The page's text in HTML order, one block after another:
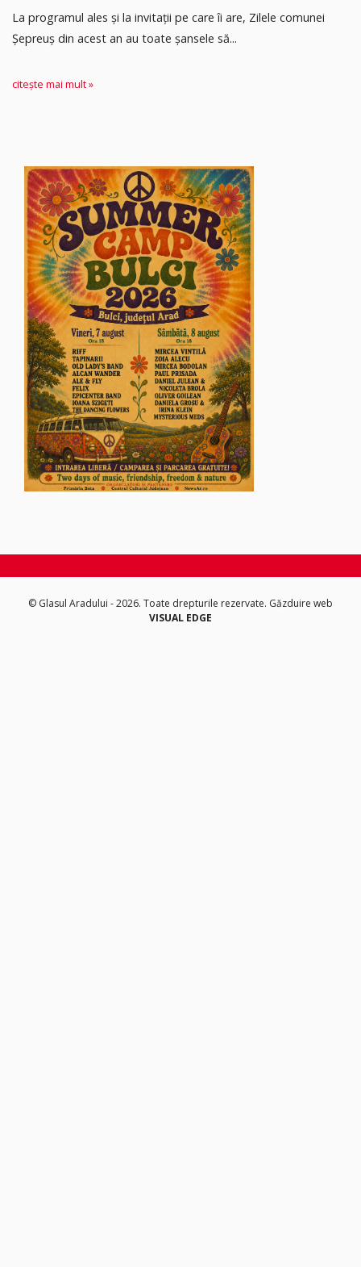
La programul ales și la invitații pe care îi are, Zilele comunei
Șepreuș din acest an au toate șansele să...
citește mai mult »
© Glasul Aradului - 2026. Toate drepturile rezervate. Găzduire web
VISUAL EDGE